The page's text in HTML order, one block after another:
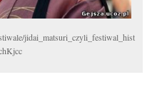
jidai_matsuri_czyli_festiwal_hist